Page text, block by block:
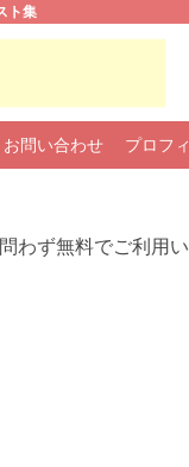
ト集
お問い合わせ プロフ
わず無料でご利用い